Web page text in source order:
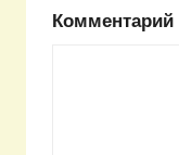
Комментарий